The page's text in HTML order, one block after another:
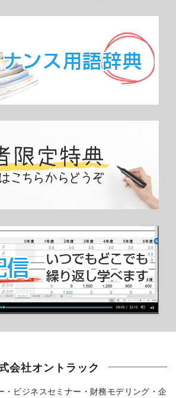
会社オントラック
・ビジネスセミナー・財務モデリング・企